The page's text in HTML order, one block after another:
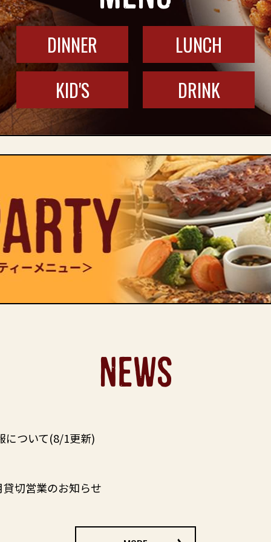
DINNER
LUNCH
KID'S
DRINK
NEWS
について(8/1更新)
切営業のお知らせ